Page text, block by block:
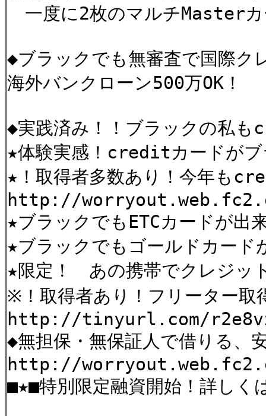
一度に2枚のマルチMasterカ
◆ブラックでも無審査で国際ク
海外バンクローン500万OK！
◆実践済み！！ブラックの私
★体験実感！creditカードがブ
★！取得者多数あり！今年も
http://
★ブラックでもETCカードが
★ブラックでもゴールドカー
★限定！ あの携帯でクレジッ
※！取得者あり！フリーター取
http://tinyurl.com/
◆無担保・無保証人で借りる、
http://
■★■特別限定融資開始！詳しく